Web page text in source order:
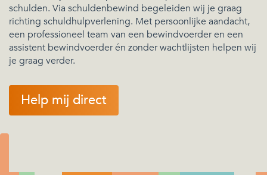
schulden. Via schuldenbewind begeleiden wij je graag
richting schuldhulpverlening. Met persoonlijke aandacht,
een professioneel team van een bewindvoerder en een
assistent bewindvoerder én zonder wachtlijsten helpen wij
je graag verder.
Help mij direct